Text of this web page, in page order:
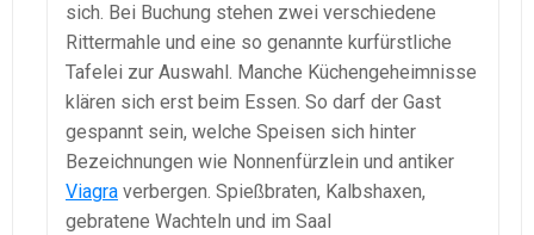
sich. Bei Buchung stehen zwei verschiedene
Rittermahle und eine so genannte kurfürstliche
Tafelei zur Auswahl. Manche Küchengeheimnisse
klären sich erst beim Essen. So darf der Gast
gespannt sein, welche Speisen sich hinter
Bezeichnungen wie Nonnenfürzlein und antiker
Viagra verbergen. Spießbraten, Kalbshaxen,
gebratene Wachteln und im Saal